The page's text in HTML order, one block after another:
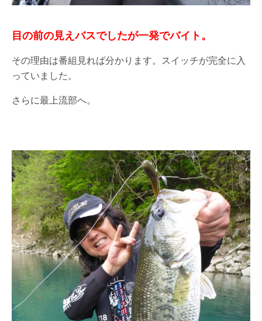
目の前の見えバスでしたが一発でバイト。
その理由は番組見れば分かります。スイッチが完全に入
っていました。
さらに最上流部へ。